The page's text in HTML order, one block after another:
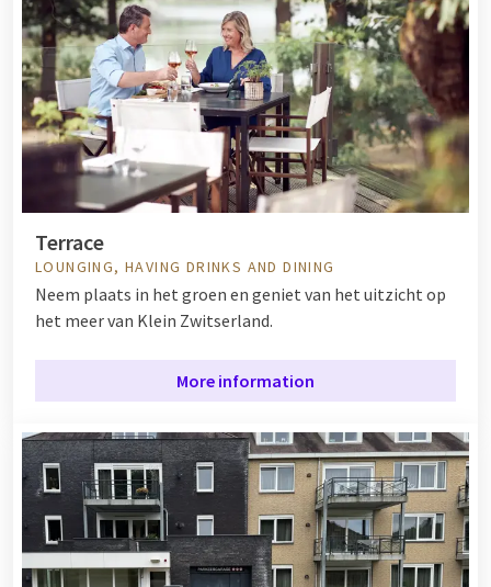
Terrace
LOUNGING, HAVING DRINKS AND DINING
Neem plaats in het groen en geniet van het uitzicht op
het meer van Klein Zwitserland.
More information